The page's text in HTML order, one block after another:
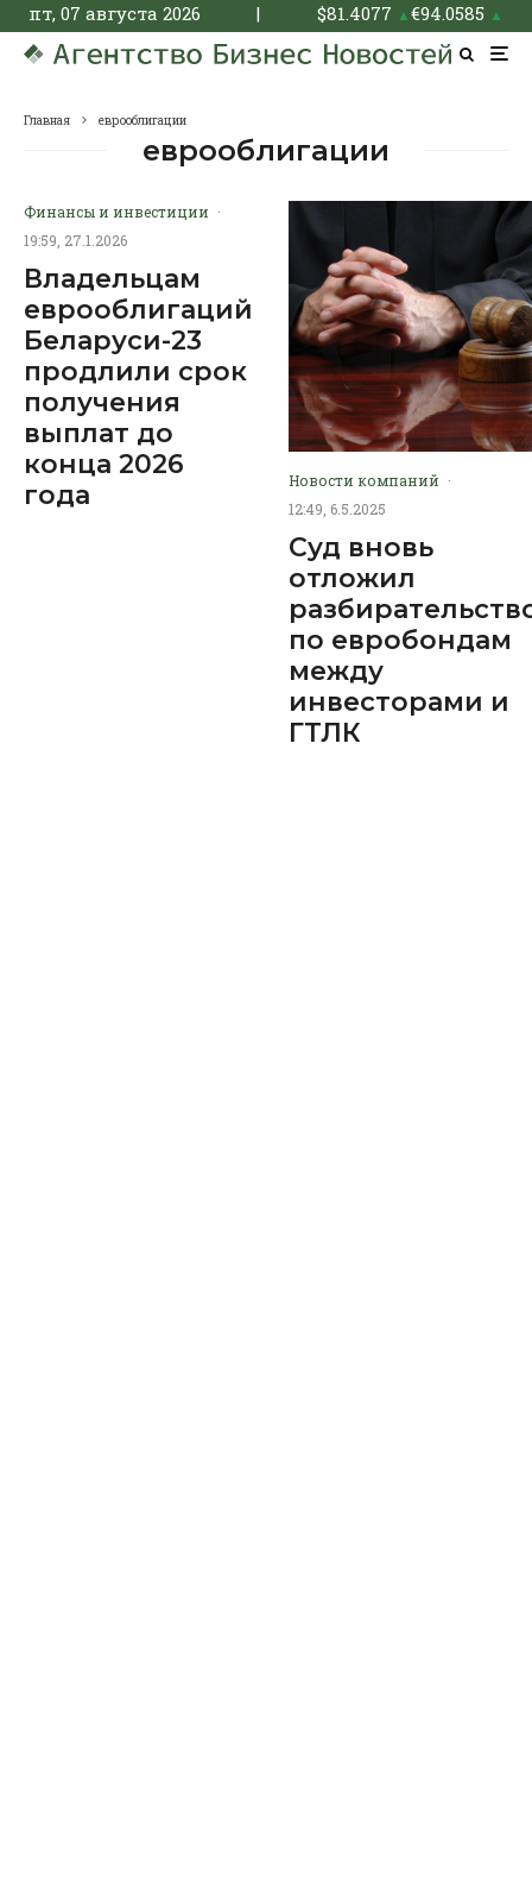
пт, 07 августа 2026 | $81.4077 ▲€94.0585 ▲
Главная еврооблигации
еврооблигации
Финансы и инвестиции ·
19:59, 27.1.2026
Владельцам
еврооблигаций
Беларуси-23
продлили срок
получения
выплат до
конца 2026
года
Новости компаний ·
12:49, 6.5.2025
Суд вновь
отложил
по евробондам
между
инвесторами и
ГТЛК